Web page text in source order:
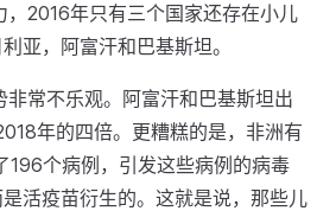
2016年只有三个国家还存在小儿
亚，阿富汗和巴基斯坦。
常不乐观。阿富汗和巴基斯坦出
年的四倍。更糟糕的是，非洲有
196个病例，引发这些病例的病毒
活疫苗衍生的。这就是说，那些儿